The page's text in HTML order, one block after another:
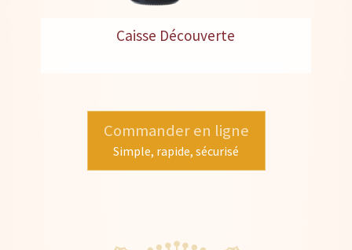
Caisse Découverte
Commander en ligne
Simple, rapide, sécurisé